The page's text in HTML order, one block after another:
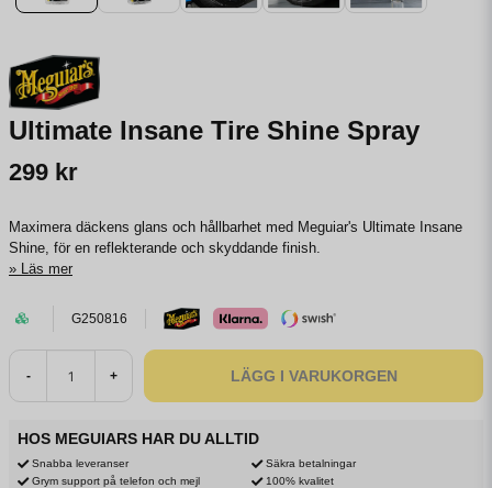
Ultimate Insane Tire Shine Spray
299 kr
Maximera däckens glans och hållbarhet med Meguiar's Ultimate Insane
Shine, för en reflekterande och skyddande finish.
Läs mer
G250816
- + LÄGG I VARUKORGEN
HOS MEGUIARS HAR DU ALLTID
Snabba leveranser
Grym support på telefon och mejl
Säkra betalningar
100% kvalitet